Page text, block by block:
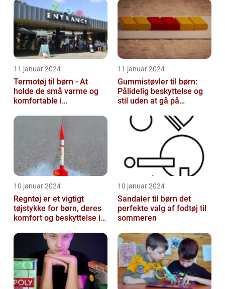
11 januar 2024
Termotøj til børn - At
holde de små varme og
komfortable i
11 januar 2024
Gummistøvler til børn:
Pålidelig beskyttelse og
stil uden at gå på
10 januar 2024
Regntøj er et vigtigt
tøjstykke for børn, deres
komfort og beskyttelse i
10 januar 2024
Sandaler til børn det
perfekte valg af fodtøj til
sommeren